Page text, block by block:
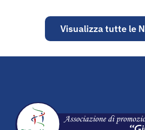
Visualizza tutte le